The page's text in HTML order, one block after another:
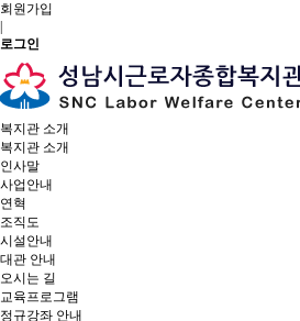
회원가입
로그인
복지관 소개
복지관 소개
인사말
사업안내
연혁
조직도
시설안내
대관 안내
오시는 길
교육프로그램
정규강좌 안내